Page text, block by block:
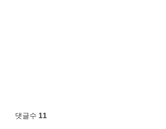
댓글수 11